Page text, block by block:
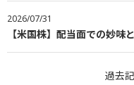
2026/07/31
【米国株】配当面での妙味
過去